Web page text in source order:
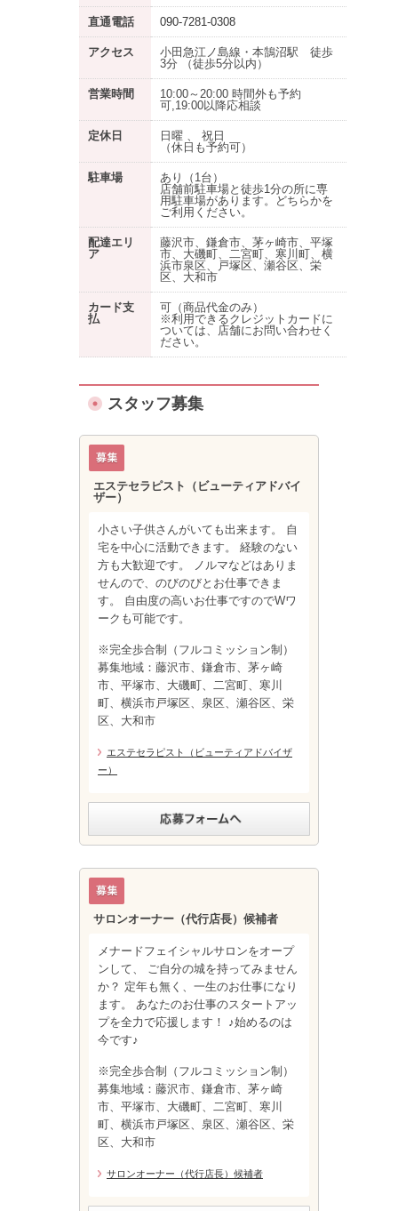
直通電話 090-7281-0308
アクセス
小田急江ノ島線・本鵠沼駅 徒歩
3分 （徒歩5分以内）
営業時間
10:00～20:00 時間外も予約
可,19:00以降応相談
定休日
日曜 、 祝日
（休日も予約可）
駐車場 あり
（1台）
店舗前駐車場と徒歩1分の所に専
用駐車場があります。どちらかを
ご利用ください。
配達エリ
ア
藤沢市、鎌倉市、茅ヶ崎市、平塚
市、大磯町、二宮町、寒川町、横
浜市泉区、戸塚区、瀬谷区、栄
区、大和市
カード支
払
可（商品代金のみ）
※利用できるクレジットカードに
ついては、店舗にお問い合わせく
ださい。
スタッフ募集
エステセラピスト（ビューティアドバイ
ザー）
小さい子供さんがいても出来ます。 自
宅を中心に活動できます。 経験のない
方も大歓迎です。 ノルマなどはありま
せんので、のびのびとお仕事できま
す。 自由度の高いお仕事ですのでWワ
ークも可能です。
※完全歩合制（フルコミッション制）
募集地域：藤沢市、鎌倉市、茅ヶ崎
市、平塚市、大磯町、二宮町、寒川
町、横浜市戸塚区、泉区、瀬谷区、栄
区、大和市
エステセラピスト（ビューティアドバイザ
ー）
サロンオーナー（代行店長）候補者
メナードフェイシャルサロンをオープ
ンして、 ご自分の城を持ってみません
か？ 定年も無く、一生のお仕事になり
ます。 あなたのお仕事のスタートアッ
プを全力で応援します！ ♪始めるのは
今です♪
※完全歩合制（フルコミッション制）
募集地域：藤沢市、鎌倉市、茅ヶ崎
市、平塚市、大磯町、二宮町、寒川
町、横浜市戸塚区、泉区、瀬谷区、栄
区、大和市
サロンオーナー（代行店長）候補者